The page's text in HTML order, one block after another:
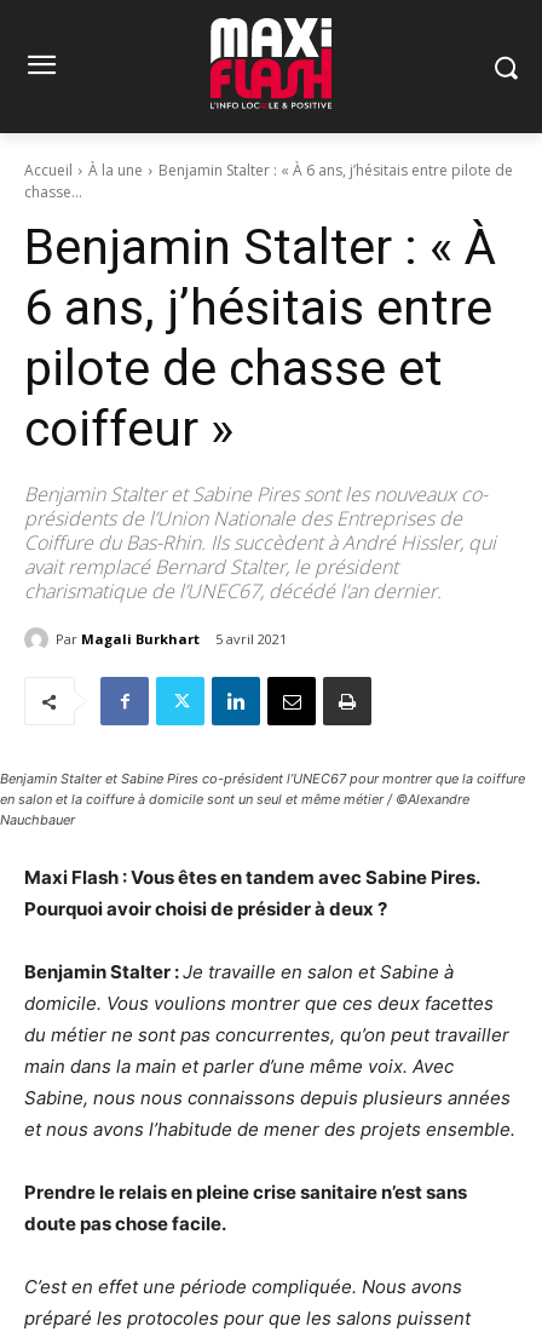
Accueil À la une
Benjamin Stalter : « À 6 ans, j’hésitais entre pilote de
chasse...
Benjamin Stalter : « À
6 ans, j’hésitais entre
pilote de chasse et
coiffeur »
Benjamin Stalter et Sabine Pires sont les nouveaux co-
présidents de l’Union Nationale des Entreprises de
Coiffure du Bas-Rhin. Ils succèdent à André Hissler, qui
avait remplacé Bernard Stalter, le président
charismatique de l’UNEC67, décédé l’an dernier.
Par Magali Burkhart 5 avril 2021
Benjamin Stalter et Sabine Pires co-président l’UNEC67 pour montrer que la coiffure
en salon et la coiffure à domicile sont un seul et même métier / ©Alexandre
Nauchbauer
Maxi Flash : Vous êtes en tandem avec Sabine Pires.
Pourquoi avoir choisi de présider à deux ?
Benjamin Stalter :Je travaille en salon et Sabine à
domicile. Vous voulions montrer que ces deux facettes
du métier ne sont pas concurrentes, qu’on peut travailler
main dans la main et parler d’une même voix. Avec
Sabine, nous nous connaissons depuis plusieurs années
et nous avons l’habitude de mener des projets ensemble.
Prendre le relais en pleine crise sanitaire n’est sans
doute pas chose facile.
C’est en effet une période compliquée. Nous avons
préparé les protocoles pour que les salons puissent